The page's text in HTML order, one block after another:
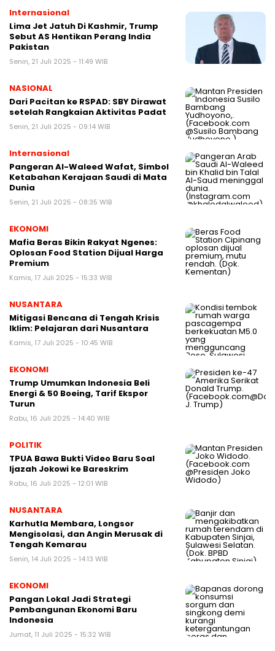
Internasional
Lima Jet Jatuh Di Kashmir, Trump
Sebut AS Hentikan Perang India
Pakistan
Senin, 21 Juli 2025 - 11:49 WIB
NASIONAL
Dari Pacitan ke RSPAD: SBY Dirawat
setelah Rangkaian Aktivitas Padat
Senin, 21 Juli 2025 - 09:14 WIB
Internasional
Pangeran Al-Waleed Wafat, Simbol
Ketabahan Kerajaan Saudi di Mata
Dunia
Senin, 21 Juli 2025 - 08:35 WIB
EKONOMI
Mafia Beras Bikin Rakyat Ngenes:
Oplosan Food Station Dijual Harga
Premium
Kamis, 17 Juli 2025 - 15:33 WIB
NUSANTARA
Mitigasi Bencana di Tengah Krisis
Iklim: Pelajaran dari Nusantara
Kamis, 17 Juli 2025 - 10:45 WIB
EKONOMI
Trump Umumkan Indonesia Beli
Energi & 50 Boeing, Tarif Ekspor
Turun
Rabu, 16 Juli 2025 - 14:40 WIB
POLITIK
TPUA Bawa Bukti Video Baru Soal
Ijazah Jokowi ke Bareskrim
Rabu, 16 Juli 2025 - 12:01 WIB
NUSANTARA
Karhutla Membara, Longsor
Mengisolasi, dan Angin Merusak di
Tengah Kemarau
Senin, 14 Juli 2025 - 14:13 WIB
EKONOMI
Pangan Lokal Jadi Strategi
Pembangunan Ekonomi Baru
Indonesia
Jumat, 11 Juli 2025 - 15:32 WIB